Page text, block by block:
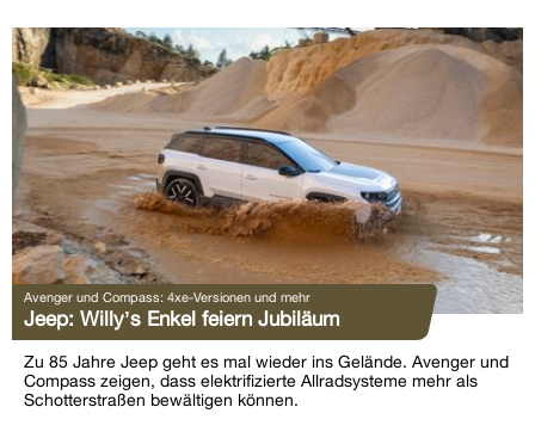
Avenger und Compass: 4xe-Versionen und mehr
Jeep: Willy’s Enkel feiern Jubiläum
Zu 85 Jahre Jeep geht es mal wieder ins Gelände. Avenger und
Compass zeigen, dass elektrifizierte Allradsysteme mehr als
Schotterstraßen bewältigen können.